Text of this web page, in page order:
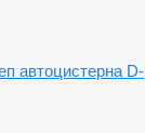
автоцистерна D-